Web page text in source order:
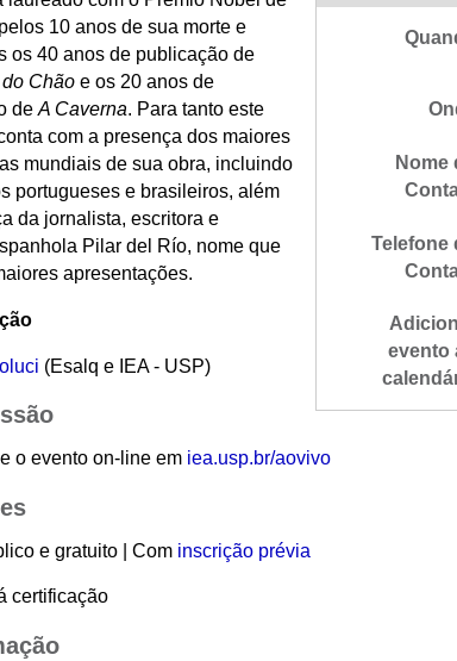
Nome
Telefone
evento
10 anos de sua morte e
os 40 anos de publicação de
Chãoe os 20 anos de
de A Caverna. Para tanto este
com a presença dos maiores
mundiais de sua obra, incluindo
portugueses e brasileiros, além
da jornalista, escritora e
Pilar del Río, nome que
apresentações.
(Esalq e IEA - USP)
o evento on-line em iea.usp.br/aovivo
e gratuito | Com inscrição prévia
certificação